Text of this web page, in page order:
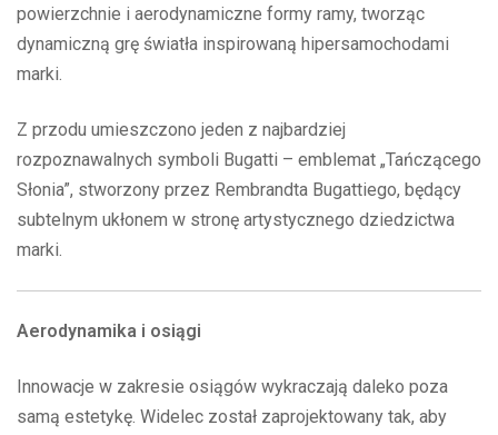
powierzchnie i aerodynamiczne formy ramy, tworząc
dynamiczną grę światła inspirowaną hipersamochodami
marki.
Z przodu umieszczono jeden z najbardziej
rozpoznawalnych symboli Bugatti – emblemat „Tańczącego
Słonia”, stworzony przez Rembrandta Bugattiego, będący
subtelnym ukłonem w stronę artystycznego dziedzictwa
marki.
Aerodynamika i osiągi
Innowacje w zakresie osiągów wykraczają daleko poza
samą estetykę. Widelec został zaprojektowany tak, aby